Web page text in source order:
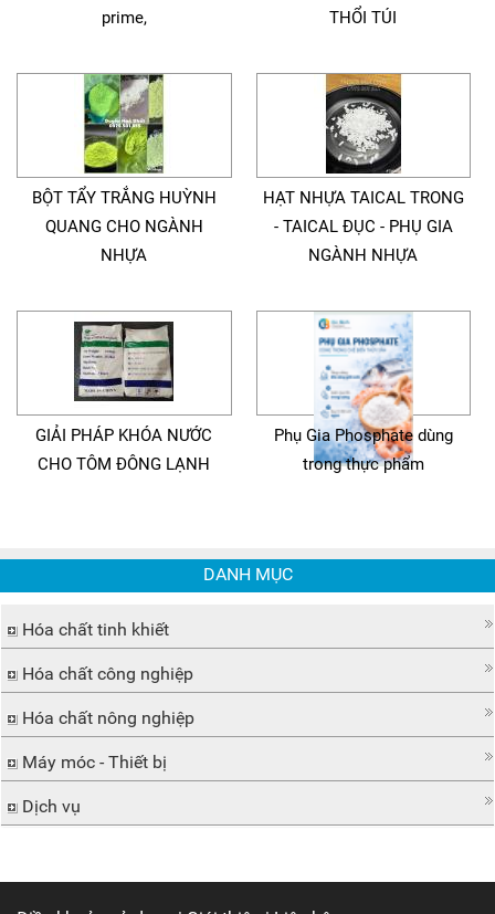
prime,
THỔI TÚI
BỘT TẨY TRẮNG HUỲNH
QUANG CHO NGÀNH
NHỰA
HẠT NHỰA TAICAL TRONG
- TAICAL ĐỤC - PHỤ GIA
NGÀNH NHỰA
GIẢI PHÁP KHÓA NƯỚC
CHO TÔM ĐÔNG LẠNH
Phụ Gia Phosphate dùng
trong thực phẩm
DANH MỤC
Hóa chất tinh khiết
Hóa chất công nghiệp
Hóa chất nông nghiệp
Máy móc - Thiết bị
Dịch vụ